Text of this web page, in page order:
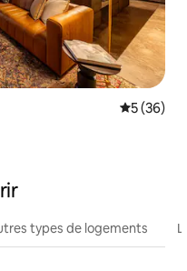
Note
5 (36)
types de logements